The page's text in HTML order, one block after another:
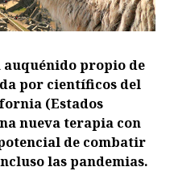
auquénido propio de
por científicos del
(Estados
nueva terapia con
de combatir
las pandemias.